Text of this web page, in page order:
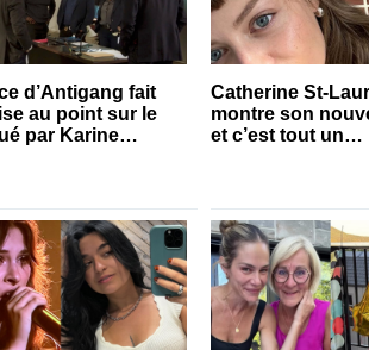
d’Antigang fait
au point sur le
par Karine
Catherine St-
montre son
et c’est tout un